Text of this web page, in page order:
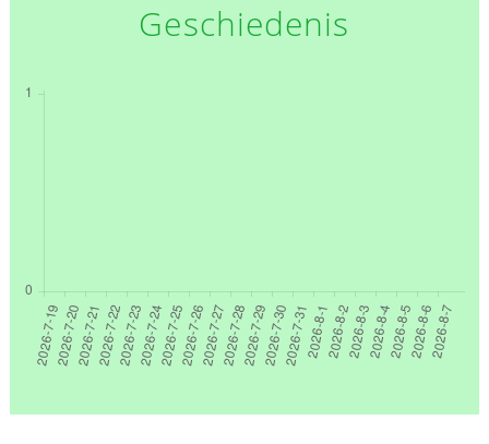
Geschiedenis